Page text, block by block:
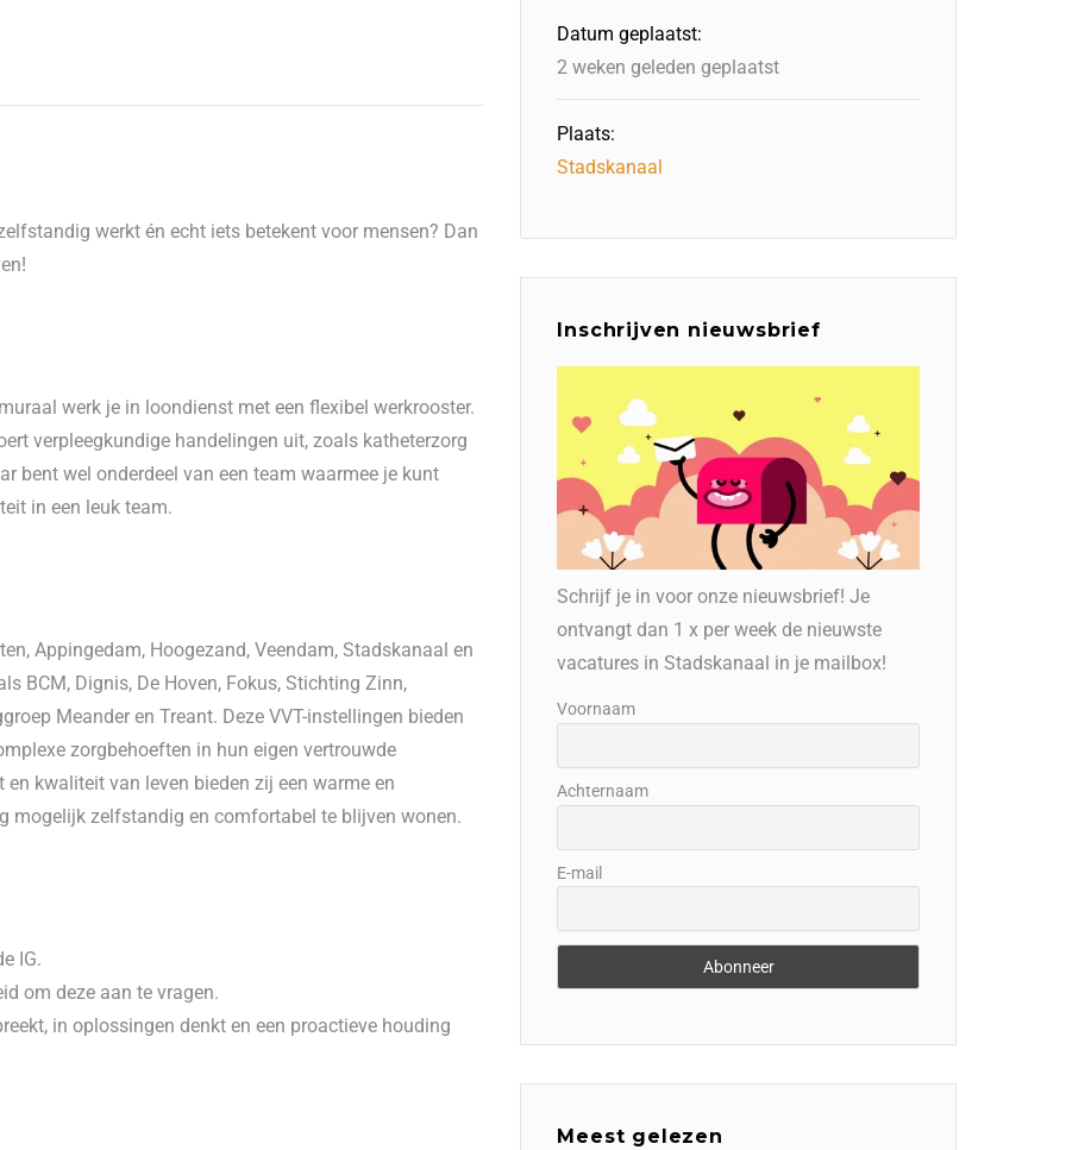
werkt én echt iets betekent voor mensen? Dan
werk je in loondienst met een flexibel werkrooster.
verpleegkundige handelingen uit, zoals katheterzorg
bent wel onderdeel van een team waarmee je kunt
in een leuk team.
Appingedam, Hoogezand, Veendam, Stadskanaal en
BCM, Dignis, De Hoven, Fokus, Stichting Zinn,
Meander en Treant. Deze VVT-instellingen bieden
zorgbehoeften in hun eigen vertrouwde
kwaliteit van leven bieden zij een warme en
mogelijk zelfstandig en comfortabel te blijven wonen.
IG.
om deze aan te vragen.
in oplossingen denkt en een proactieve houding
Datum geplaatst:
2 weken geleden geplaatst
Plaats:
Stadskanaal
Inschrijven nieuwsbrief
Schrijf je in voor onze nieuwsbrief! Je
ontvangt dan 1 x per week de nieuwste
vacatures in Stadskanaal in je mailbox!
Voornaam
Achternaam
E-mail
Meest gelezen